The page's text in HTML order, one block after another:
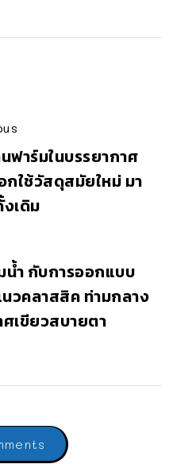
ฟาร์มในบรรยากาศ
กใช้วัสดุสมัยใหม่ มา
เดิม
น้ำ กับการออกแบบ
วคลาสสิค ท่ามกลาง
เขียวสบายตา